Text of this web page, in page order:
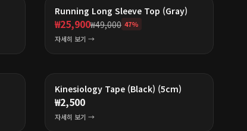
BEST
Running Long Sleeve Top (Gray)
₩25,900₩49,000 47%
자세히 보기 →
Kinesiology Tape (Black) (5cm)
₩2,500
자세히 보기 →